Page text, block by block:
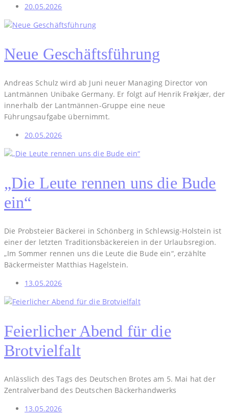
20.05.2026
Neue Geschäftsführung
Andreas Schulz wird ab Juni neuer Managing Director von
Lantmännen Unibake Germany. Er folgt auf Henrik Frøkjær, der
innerhalb der Lantmännen-Gruppe eine neue
Führungsaufgabe übernimmt.
20.05.2026
„Die Leute rennen uns die Bude
ein“
Die Probsteier Bäckerei in Schönberg in Schlewsig-Holstein ist
einer der letzten Traditionsbäckereien in der Urlaubsregion.
„Im Sommer rennen uns die Leute die Bude ein“, erzählte
Bäckermeister Matthias Hagelstein.
13.05.2026
Feierlicher Abend für die
Brotvielfalt
Anlässlich des Tags des Deutschen Brotes am 5. Mai hat der
Zentralverband des Deutschen Bäckerhandwerks
13.05.2026